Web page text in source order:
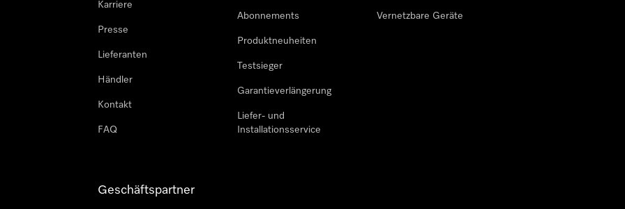
Karriere
Presse
Lieferanten
Händler
Kontakt
FAQ
Abonnements
Produktneuheiten
Testsieger
Garantieverlängerung
Liefer- und
Installationsservice
Vernetzbare Geräte
Geschäftspartner